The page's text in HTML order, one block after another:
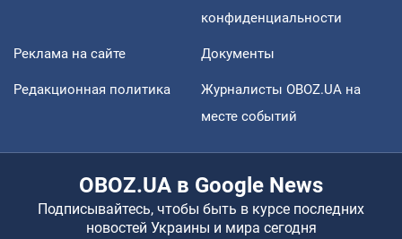
конфиденциальности
Реклама на сайте Документы
Редакционная политика
Журналисты OBOZ.UA на
месте событий
OBOZ.UA в Google News
Подписывайтесь, чтобы быть в курсе последних
новостей Украины и мира сегодня